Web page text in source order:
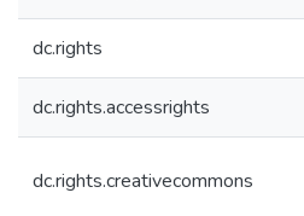
dc.rights
dc.rights.accessrights
dc.rights.creativecommons